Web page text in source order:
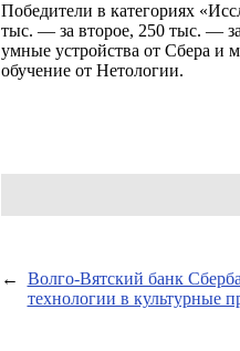
Победители в категориях
тыс. — за второе, 250 тыс. —
умные устройства от Сбера и
обучение от Нетологии.
←
Волго-Вятский банк
технологии в культурные